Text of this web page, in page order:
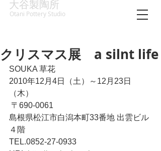
大谷製陶所
Otani Pottery Studio
クリスマス展 a silnt life
SOUKA 草花
2010年12月4日（土）～12月23日
（木）
〒690-0061
島根県松江市白潟本町33番地 出雲ビル
４階
TEL.0852-27-0933